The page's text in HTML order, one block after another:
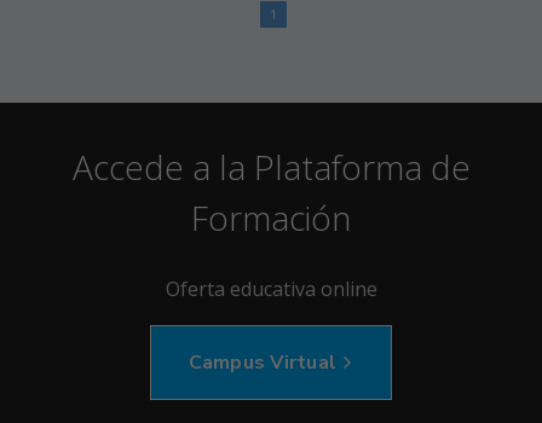
1
Accede a la Plataforma de
Formación
Oferta educativa online
Campus Virtual